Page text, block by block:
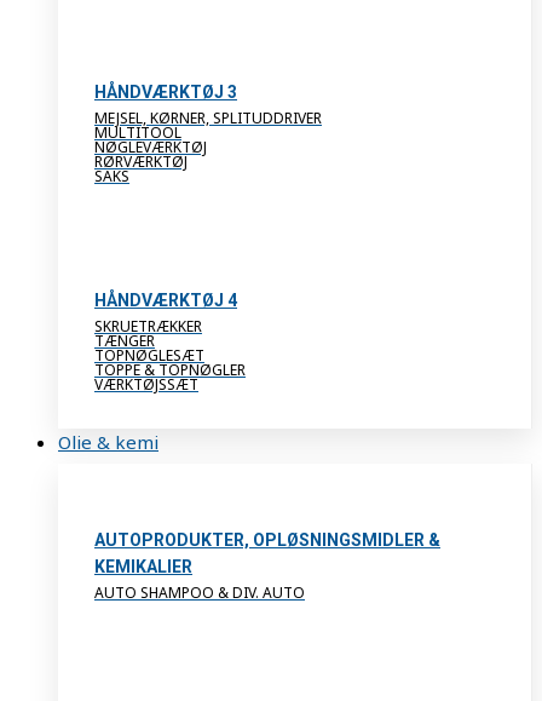
HÅNDVÆRKTØJ 3
MEJSEL, KØRNER, SPLITUDDRIVER
MULTITOOL
NØGLEVÆRKTØJ
RØRVÆRKTØJ
SAKS
HÅNDVÆRKTØJ 4
SKRUETRÆKKER
TÆNGER
TOPNØGLESÆT
TOPPE & TOPNØGLER
VÆRKTØJSSÆT
Olie & kemi
AUTOPRODUKTER, OPLØSNINGSMIDLER &
KEMIKALIER
AUTO SHAMPOO & DIV. AUTO